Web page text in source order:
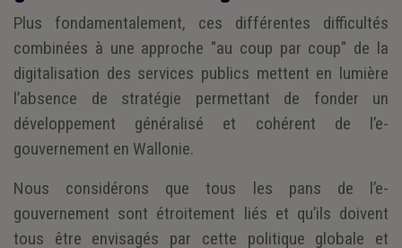
Plus fondamentalement, ces différentes difficultés
combinées à une approche "au coup par coup" de la
digitalisation des services publics mettent en lumière
l’absence de stratégie permettant de fonder un
développement généralisé et cohérent de l’e-
gouvernement en Wallonie.
Nous considérons que tous les pans de l’e-
gouvernement sont étroitement liés et qu’ils doivent
tous être envisagés par cette politique globale et